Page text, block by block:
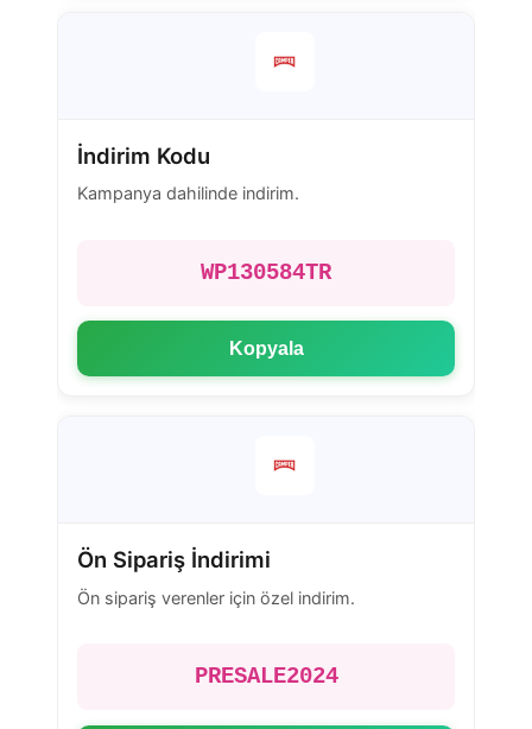
İndirim Kodu
Kampanya dahilinde indirim.
WP130584TR
Kopyala
Ön Sipariş İndirimi
Ön sipariş verenler için özel indirim.
PRESALE2024